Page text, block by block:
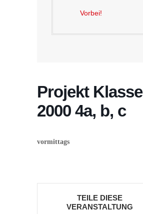
Vorbei!
Projekt Klasse
2000 4a, b, c
vormittags
TEILE DIESE
VERANSTALTUNG